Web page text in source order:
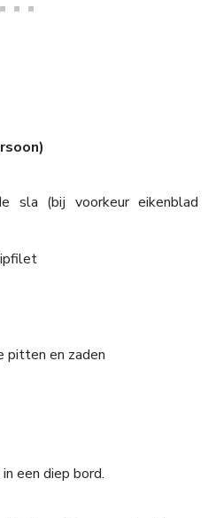
sla (bij voorkeur eikenblad
pitten en zaden
een diep bord.